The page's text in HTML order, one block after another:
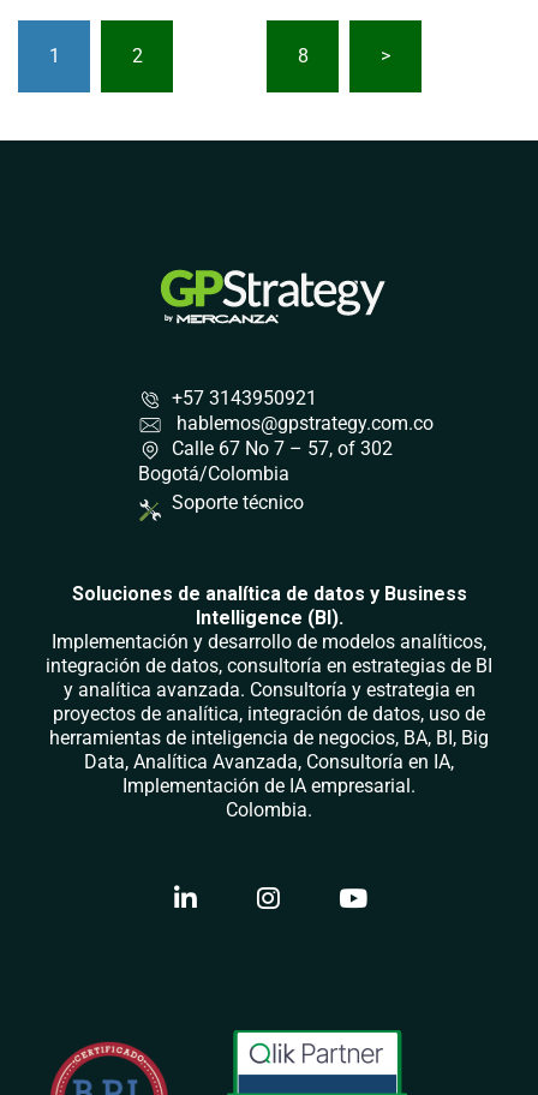
Paginación
1 2 8 >
+57 3143950921
hablemos@gpstrategy.com.co
Calle 67 No 7 – 57, of 302
Bogotá/Colombia
Soporte técnico
Soluciones de analítica de datos y Business
Intelligence (BI).
Implementación y desarrollo de modelos analíticos,
integración de datos, consultoría en estrategias de BI
y analítica avanzada. Consultoría y estrategia en
proyectos de analítica, integración de datos, uso de
herramientas de inteligencia de negocios, BA, BI, Big
Data, Analítica Avanzada, Consultoría en IA,
Implementación de IA empresarial.
Colombia.